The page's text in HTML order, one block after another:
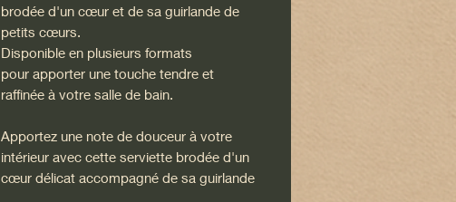
brodée d'un cœur et de sa guirlande de
petits cœurs.
Disponible en plusieurs formats
pour apporter une touche tendre et
raffinée à votre salle de bain.
Apportez une note de douceur à votre
intérieur avec cette serviette brodée d'un
cœur délicat accompagné de sa guirlande